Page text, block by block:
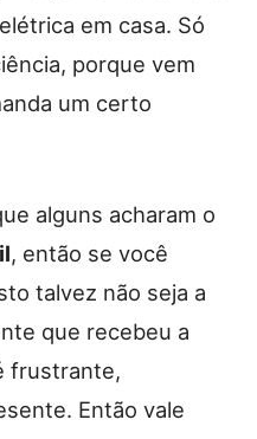
em casa. Só
porque vem
um certo
alguns acharam o
, então se você
talvez não seja a
que recebeu a
frustrante,
Então vale